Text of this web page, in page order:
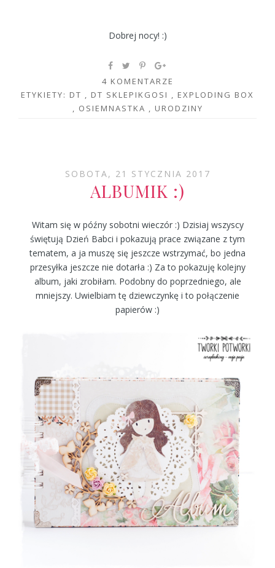
Dobrej nocy! :)
4 KOMENTARZE
ETYKIETY: DT DT SKLEPIKGOSI
EXPLODING BOX
OSIEMNASTKA URODZINY
SOBOTA, 21 STYCZNIA 2017
ALBUMIK :)
Witam się w późny sobotni wieczór :) Dzisiaj wszyscy
świętują Dzień Babci i pokazują prace związane z tym
tematem, a ja muszę się jeszcze wstrzymać, bo jedna
przesyłka jeszcze nie dotarła :) Za to pokazuję kolejny
album, jaki zrobiłam. Podobny do poprzedniego, ale
mniejszy. Uwielbiam tę dziewczynkę i to połączenie
papierów :)